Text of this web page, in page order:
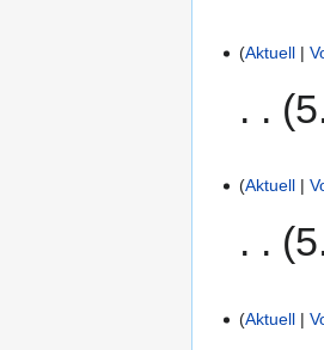
Aktuell
Aktuell
Aktuell